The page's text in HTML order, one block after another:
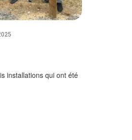
installations qui ont été